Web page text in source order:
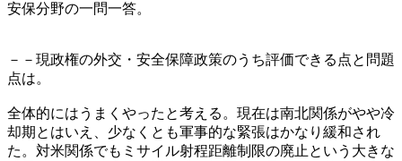
安保分野の一問一答。
－－現政権の外交・安全保障政策のうち評価できる点と問題
点は。
全体的にはうまくやったと考える。現在は南北関係がやや冷
却期とはいえ、少なくとも軍事的な緊張はかなり緩和され
た。対米関係でもミサイル射程距離制限の廃止という大きな